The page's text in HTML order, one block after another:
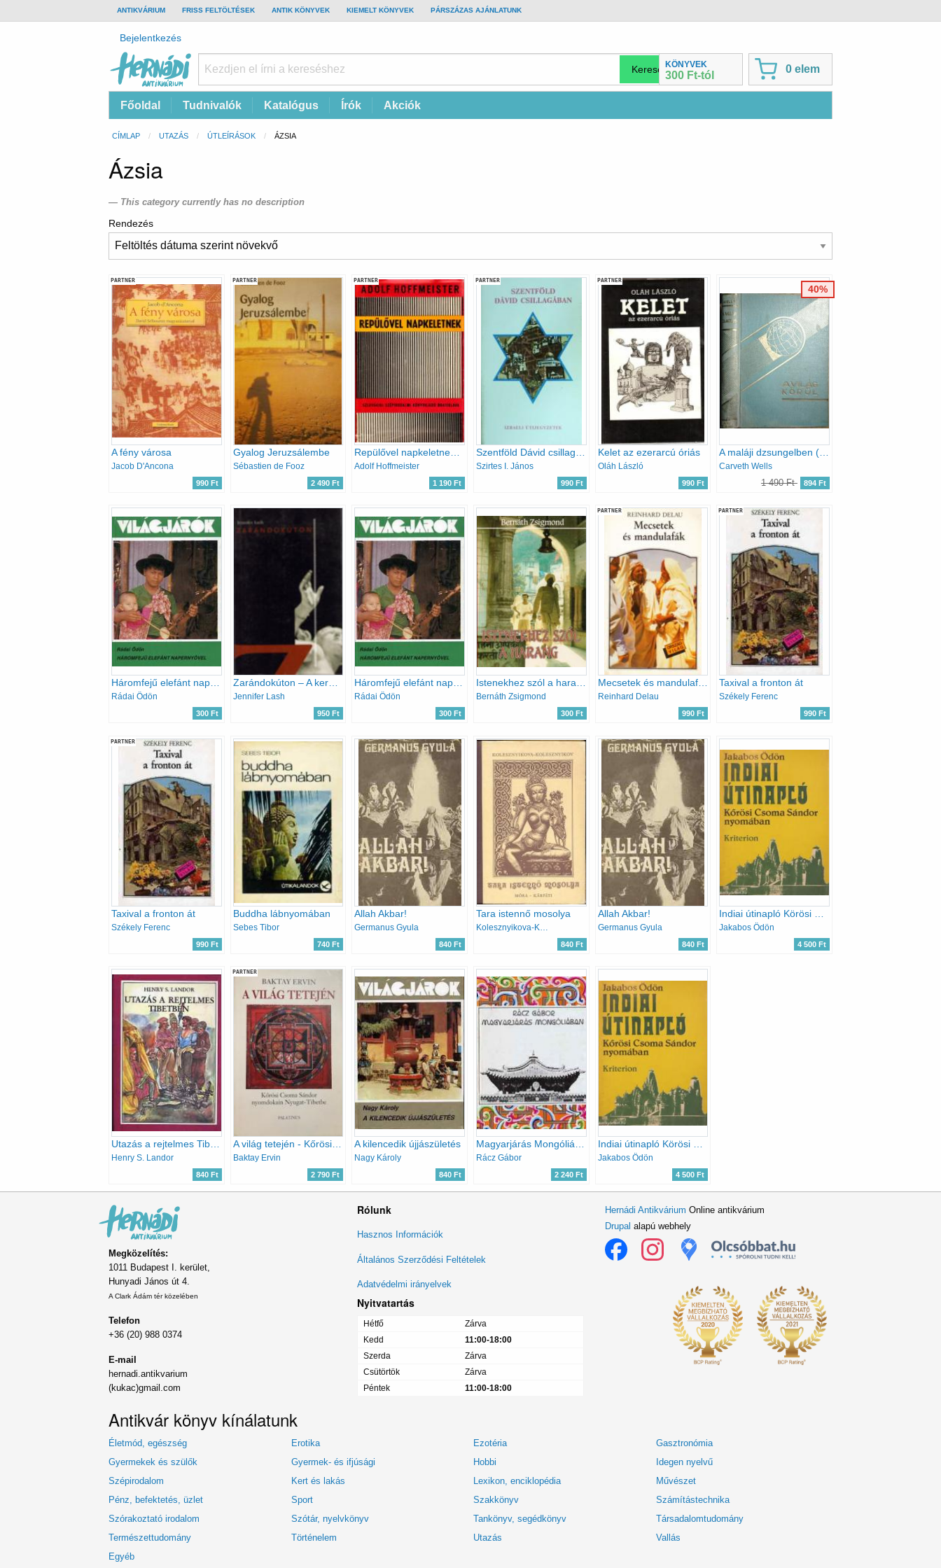
TOP
BAR
ANTIKVÁRIUM FRISS FELTÖLTÉSEK ANTIK KÖNYVEK KIEMELT KÖNYVEK PÁRSZÁZAS AJÁNLATUNK
Felhasználói
fiók
menüje
Bejelentkezés
Antikvárium
Online
KÖNYVEK
300 Ft-tól
0 elem
Fő
navigáció
Főoldal Tudnivalók Katalógus Írók Akciók
Morzsa
CÍMLAP UTAZÁS ÚTLEÍRÁSOK CURRENT:
ÁZSIA
Ázsia
This category currently has no description
Rendezés
PARTNER
A fény városa
Jacob D'Ancona
990 Ft
PARTNER
Gyalog Jeruzsálembe
Sébastien de Fooz
2 490 Ft
PARTNER
Adolf Hoffmeister
1 190 Ft
PARTNER
Szirtes I. János
990 Ft
PARTNER
Kelet az ezerarcú óriás
Oláh László
990 Ft
Carveth Wells
1 490 Ft 894 Ft
40%
Rádai Ödön
300 Ft
Zarándokúton – A keresés időszaka
Jennifer Lash
950 Ft
Rádai Ödön
300 Ft
Bernáth Zsigmond
300 Ft
PARTNER
Mecsetek és mandulafák
Reinhard Delau
990 Ft
PARTNER
Taxival a fronton át
Székely Ferenc
990 Ft
PARTNER
Taxival a fronton át
Székely Ferenc
990 Ft
Buddha lábnyomában
Sebes Tibor
740 Ft
Allah Akbar!
Germanus Gyula
840 Ft
Tara istennő mosolya
840 Ft
Allah Akbar!
Germanus Gyula
840 Ft
Jakabos Ödön
4 500 Ft
Utazás a rejtelmes Tibetben
Henry S. Landor
840 Ft
PARTNER
A világ tetején - Kőrösi Csoma Sándor nyomdokain Nyugati Tibetbe
Baktay Ervin
2 790 Ft
A kilencedik újjászületés
Nagy Károly
840 Ft
Magyarjárás Mongóliában
Rácz Gábor
2 240 Ft
Indiai útinapló Körösi Csoma Sándor nyomában
Jakabos Ödön
4 500 Ft
Megközelítés:
1011 Budapest I. kerület,
Hunyadi János út 4.
A Clark Ádám tér közelében
Telefon
+36 (20) 988 0374
E-mail
hernadi.antikvarium
(kukac)gmail.com
Rólunk
Lábléc
menü
Hasznos Információk
Általános Szerződési Feltételek
Adatvédelmi irányelvek
Nyitvatartás
Hétfő
Zárva
Kedd
11:00-18:00
Szerda
Zárva
Csütörtök
Zárva
Péntek
11:00-18:00
Hernádi Antikvárium Online antikvárium
Drupal alapú webhely
Antikvár könyv kínálatunk
Életmód, egészség Erotika Ezotéria
Gasztronómia
Gyermekek és szülők
Gyermek- és ifjúsági Hobbi
Idegen nyelvű
Szépirodalom
Kert és lakás Lexikon, enciklopédia
Művészet
Pénz, befektetés, üzlet
Sport Szakkönyv
Számítástechnika
Szórakoztató irodalom
Szótár, nyelvkönyv Tankönyv, segédkönyv
Társadalomtudomány
Természettudomány
Történelem Utazás
Vallás
Egyéb